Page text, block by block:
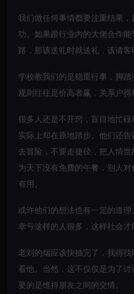
我们做任何事情都要注重结果
功。如果跟行业内的大佬合作
路，那该送礼时就送礼，该请客
学校教我们的是稳重行事，脚
规则往往是价高者赢，关系户得
很多人还是不开窍，盲目地忙碌
实际上却在原地踏步。他们还
去冒险，不要走捷径，把人情
为天下没有免费的午餐，别人
有用。
或许他们的想法也有一定的道理
幸亏这样的人很多，这样社会才
老刘的烟应该快抽完了，我得
看他。当然，这不仅仅是为了
要的是维持朋友之间的交情。